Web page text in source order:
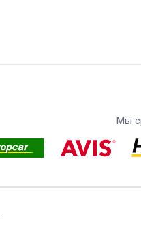
Мы